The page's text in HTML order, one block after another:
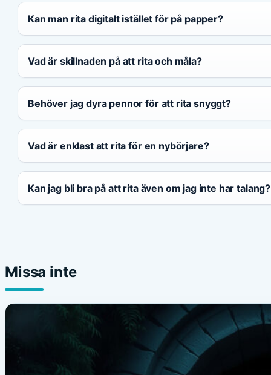
Kan man rita digitalt istället för på papper?
Vad är skillnaden på att rita och måla?
Behöver jag dyra pennor för att rita snyggt?
Vad är enklast att rita för en nybörjare?
Kan jag bli bra på att rita även om jag inte har talang?
Missa inte